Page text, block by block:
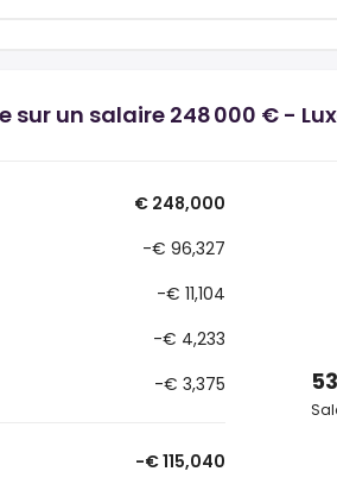
sur un salaire 248 000 € -
€ 248,000
-€ 96,327
-€ 11,104
-€ 4,233
-€ 3,375
-€ 115,040